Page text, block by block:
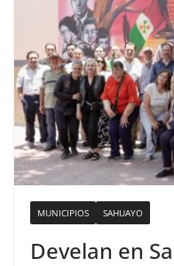
MUNICIPIOS SAHUAYO
Develan en